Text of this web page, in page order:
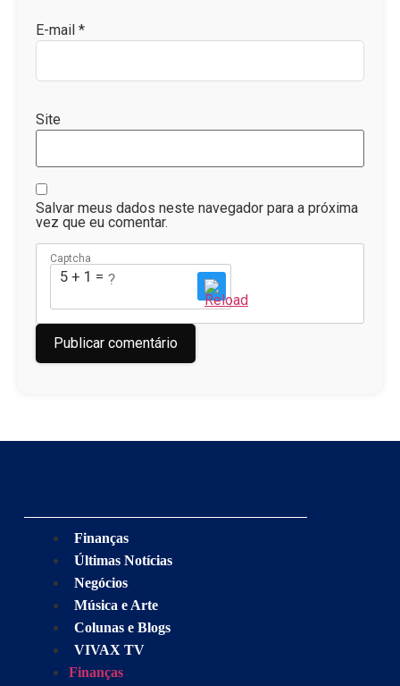
E-mail *
Site
Salvar meus dados neste navegador para a próxima
vez que eu comentar.
Captcha
5 + 1 = ?
Finanças
Últimas Notícias
Negócios
Música e Arte
Colunas e Blogs
VIVAX TV
Finanças